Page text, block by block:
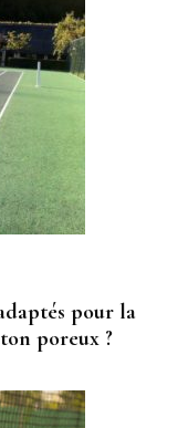
pour la
poreux ?